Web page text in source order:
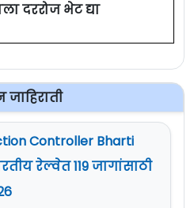
दररोज भेट द्या
जाहिराती
Controller Bharti
रेल्वेत 119 जागांसाठी